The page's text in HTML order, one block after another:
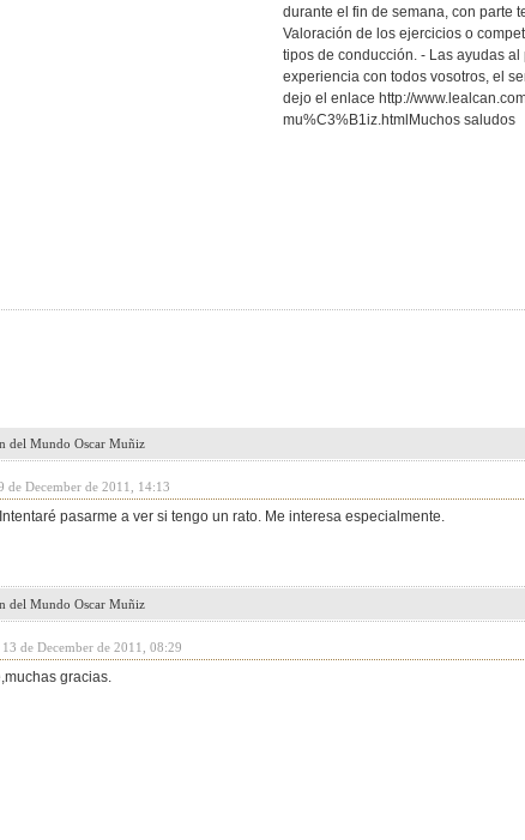
durante el fin de semana, con parte
Valoración de los ejercicios o
tipos de conducción. - Las ayudas
experiencia con todos vosotros, el
dejo el enlace http://
mu%C3%B1iz.htmlMuchos saludos
del Mundo Oscar Muñiz
de December de 2011, 14:13
pasarme a ver si tengo un rato. Me interesa especialmente.
del Mundo Oscar Muñiz
de December de 2011, 08:29
gracias.